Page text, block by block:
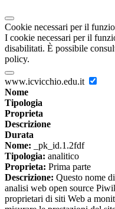
Cookie necessari per il
I cookie necessari per il
disabilitati. È possibile
policy.
www.icvicchio.edu.it
Nome
Tipologia
Proprieta
Descrizione
Durata
Nome: _pk_id.1.2fdf
Tipologia: analitico
Proprieta: Prima parte
Descrizione: Questo nome
analisi web open source
proprietari di siti Web a